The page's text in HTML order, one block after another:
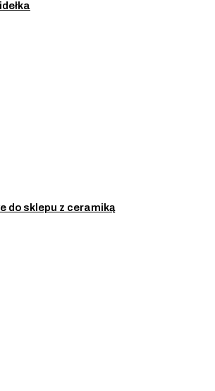
do sklepu z ceramiką